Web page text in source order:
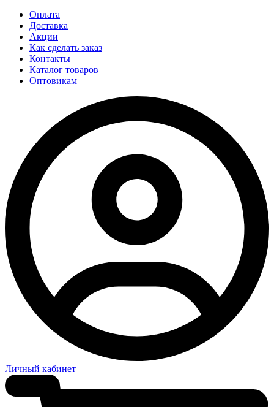
Оплата
Доставка
Акции
Как сделать заказ
Контакты
Каталог товаров
Оптовикам
Личный кабинет